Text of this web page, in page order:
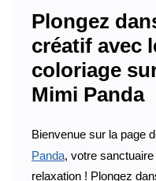
Plongez
créatif avec
coloriage
Mimi Panda
Bienvenue sur la page
Panda, votre
relaxation ! Plongez